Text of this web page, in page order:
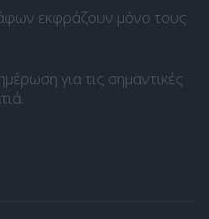
εκφράζουν μόνο τους
για τις σημαντικές